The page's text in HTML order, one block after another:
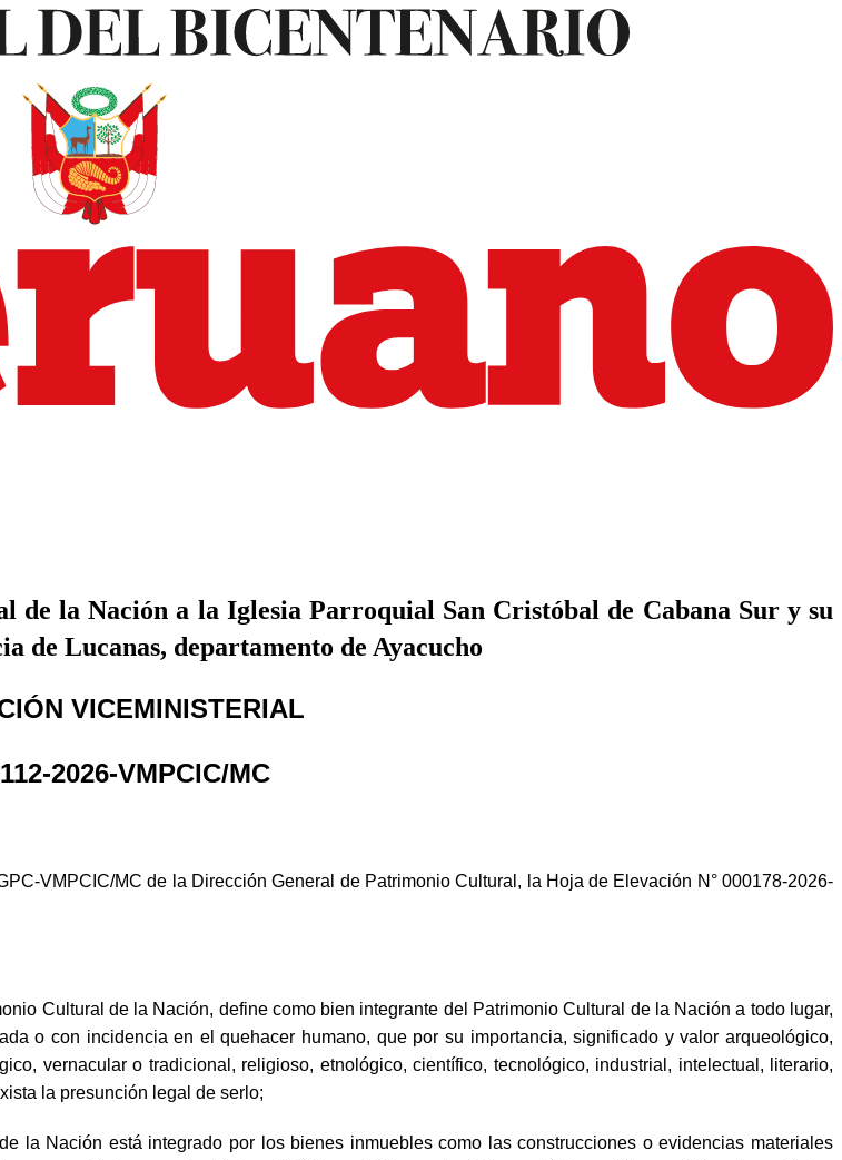
la Nación a la Iglesia Parroquial San Cristóbal de Cabana Sur y su
de Lucanas, departamento de Ayacucho
VICEMINISTERIAL
2026-VMPCIC/MC
VMPCIC/MC de la Dirección General de Patrimonio Cultural, la Hoja de Elevación N° 000178-2026-
Cultural de la Nación, define como bien integrante del Patrimonio Cultural de la Nación a todo lugar,
o con incidencia en el quehacer humano, que por su importancia, significado y valor arqueológico,
vernacular o tradicional, religioso, etnológico, científico, tecnológico, industrial, intelectual, literario,
la presunción legal de serlo;
la Nación está integrado por los bienes inmuebles como las construcciones o evidencias materiales